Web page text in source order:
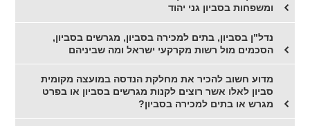
ומשפחות בסביון גני יהוד
נדל"ן בסביון, בתים למכירה בסביון, מגרשים בסביון,
הסכמים מול רשות מקרקעי ישראל ומה שביניהם
מדוע חשוב להכיר את מחלקת הנדסה במועצה מקומית
סביון לאלו אשר רוצים לקנות מגרשים בסביון או בפרט
מגרש או בתים למכירה בסביון?